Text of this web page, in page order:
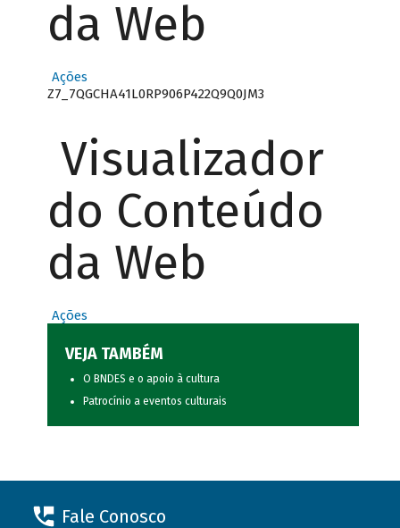
da Web
Ações
Z7_7QGCHA41L0RP906P422Q9Q0JM3
Visualizador
do Conteúdo
da Web
Ações
VEJA TAMBÉM
O BNDES e o apoio à cultura
Patrocínio a eventos culturais
Fale Conosco